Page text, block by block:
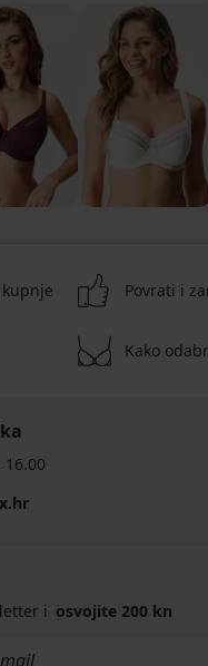
Povrati i
Kako
i osvojite 200 kn